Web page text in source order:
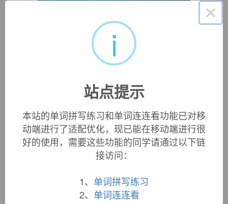
双语例句
未怀疑有违法之事。
×
i
站点提示
本站的单词拼写练习和单词连连看功能已对移
动端进行了适配优化，现已能在移动端进行很
好的使用，需要这些功能的同学请通过以下链
接访问：
1、 单词拼写练习
2、 单词连连看